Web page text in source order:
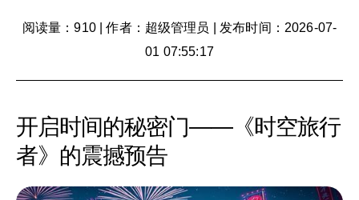
阅读量：910|作者：超级管理员
发布时间：2026-07-
01 07:55:17
开启时间的秘密门——《时空旅行
者》的震撼预告